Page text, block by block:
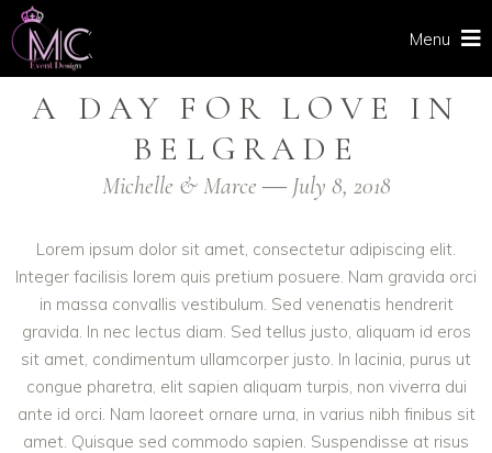
Menu
A DAY FOR LOVE IN
BELGRADE
Michelle & Marce ― July 8, 2018
Lorem ipsum dolor sit amet, consectetur adipiscing elit.
Integer facilisis lorem quis pretium posuere. Nam gravida orci
in massa convallis vestibulum. Sed venenatis hendrerit
gravida. In nec lectus diam. Sed tellus justo, aliquam id eros
sit amet, condimentum ullamcorper justo. In lacinia, purus ut
congue pharetra, elit sapien aliquam turpis, non viverra dui
ante id orci. Nam laoreet ornare urna, in varius nibh finibus sit
amet. Quisque sed commodo sapien. Suspendisse at risus